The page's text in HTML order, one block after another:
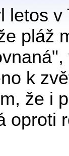
letos
pláž
k
že i
oproti